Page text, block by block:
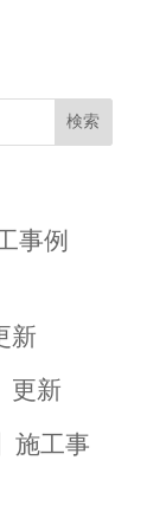
検索
事例
新
更新
施工事